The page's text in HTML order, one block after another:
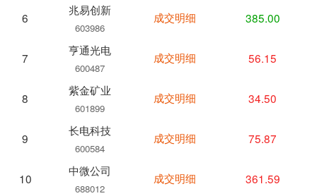
6
兆易创新
603986
7
亨通光电
600487
8
紫金矿业
601899
9
长电科技
600584
10
中微公司
688012
成交明细 385.00
成交明细 56.15
成交明细 34.50
成交明细 75.87
成交明细 361.59